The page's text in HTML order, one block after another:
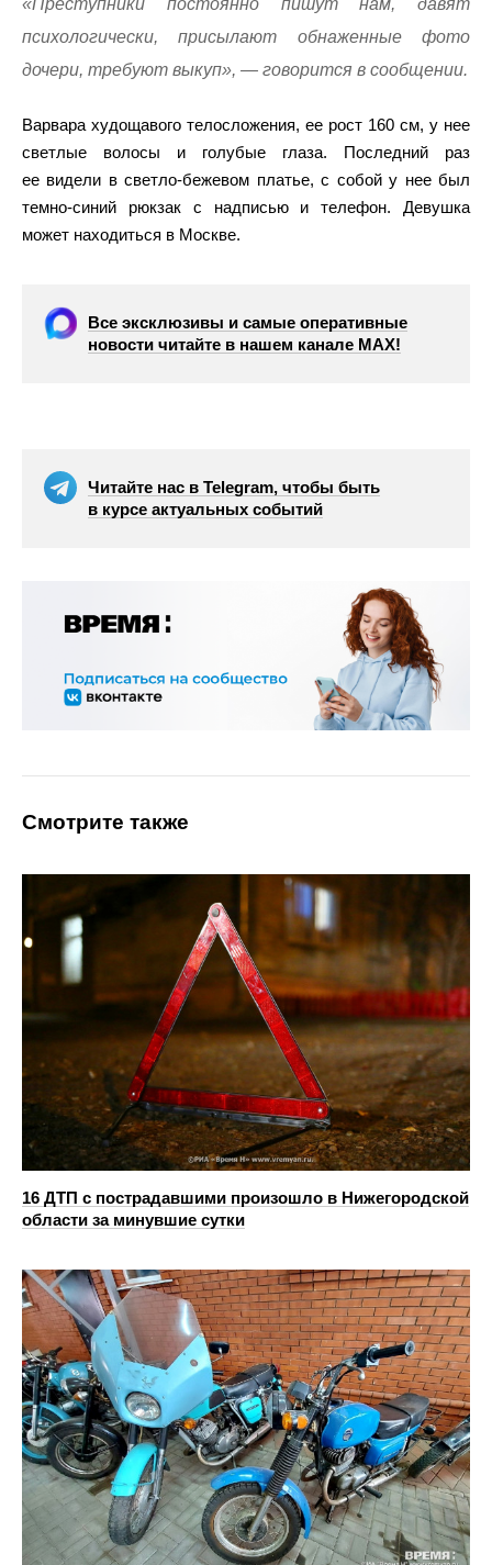
«Преступники постоянно пишут нам, давят
психологически, присылают обнаженные фото
дочери, требуют выкуп», — говорится в сообщении.
Варвара худощавого телосложения, ее рост 160 см, у нее
светлые волосы и голубые глаза. Последний раз
ее видели в светло-бежевом платье, с собой у нее был
темно-синий рюкзак с надписью и телефон. Девушка
может находиться в Москве.
Все эксклюзивы и самые оперативные
новости читайте в нашем канале МАХ!
Читайте нас в Telegram, чтобы быть
в курсе актуальных событий
Смотрите также
16 ДТП с пострадавшими произошло в Нижегородской
области за минувшие сутки